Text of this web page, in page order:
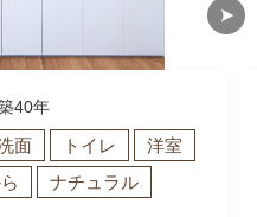
40年
面 トイレ
洋室
ナチュラル